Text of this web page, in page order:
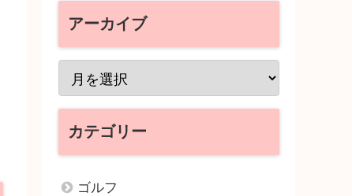
アーカイブ
カテゴリー
ゴルフ